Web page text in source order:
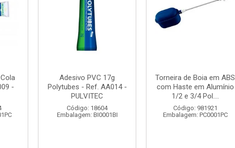
-
Adesivo PVC 17g
Polytubes - Ref. AA014 -
PULVITEC
Código: 18604
Embalagem: BI0001BI
Torneira de Boia em ABS
com Haste em Alumínio
1/2 e 3/4 Pol....
Código: 981921
Embalagem: PC0001PC